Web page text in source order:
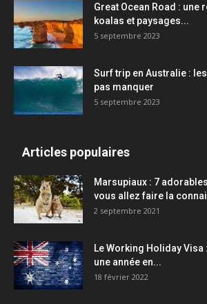
Great Ocean Road : une
koalas et paysages...
5 septembre 2023
Surf trip en Australie :
pas manquer
5 septembre 2023
Articles populaires
Marsupiaux : 7
vous allez faire la
2 septembre 2021
Le Working Holiday
une année en...
18 février 2022